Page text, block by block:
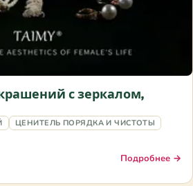
с зеркалом,
ЦЕНИТЕЛЬ ПОРЯДКА И ЧИСТОТЫ
Подробнее →